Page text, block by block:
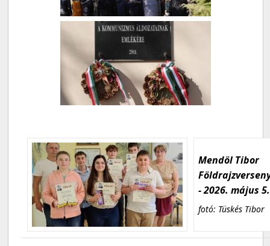
Mendöl Tibor
- 2026. május 5.
fotó: Tüskés Tibor